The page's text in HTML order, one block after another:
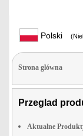
Polski
Strona glówna
Przeglad
Aktualne